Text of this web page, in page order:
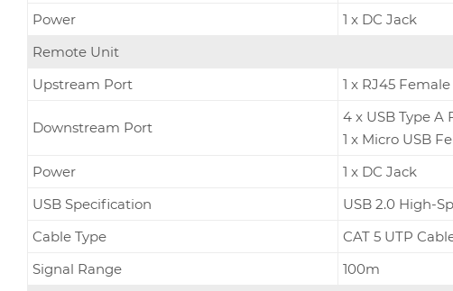
Power
1 x DC Jack
Remote Unit
Upstream Port
1 x RJ45 Female
Downstream Port
4 x USB Type A
1 x Micro USB
Power
1 x DC Jack
USB Specification
USB 2.0 High-
Cable Type
CAT 5 UTP
Signal Range
100m